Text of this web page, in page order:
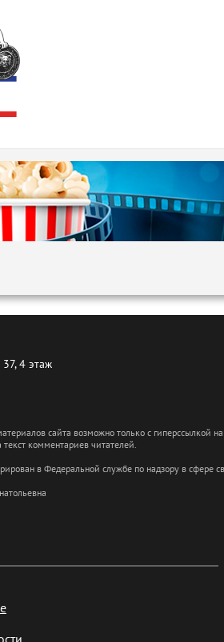
4 этаж
сайта возможно только с
текст комментариев читателей.
в Федеральной службе по надзору в